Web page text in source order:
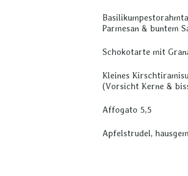
Parmesan & buntem
Schokotarte mit
Kleines
(Vorsicht Kerne &
Affogato 5,5
Apfelstrudel,